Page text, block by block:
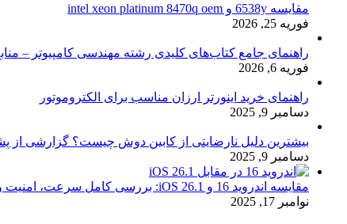
مقایسه 6538y و intel xeon platinum 8470q oem
فوریه 25, 2026
راهنمای جامع کتاب‌های کلیدی رشته مهندسی کامپیوتر –
فوریه 6, 2026
راهنمای خرید اینورتر ارزان مناسب برای الکتروموتور
دسامبر 9, 2025
بیشترین دلیل نارضایتی از کابین دوش چیست؟ گزارشی از
دسامبر 9, 2025
مقایسه اندروید 16 و iOS 26.1: بررسی کامل سرعت، امنیت و تجربه کاربری
نوامبر 17, 2025